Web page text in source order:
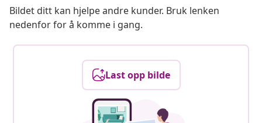
Bildet ditt kan hjelpe andre kunder. Bruk lenken
nedenfor for å komme i gang.
Last opp bilde